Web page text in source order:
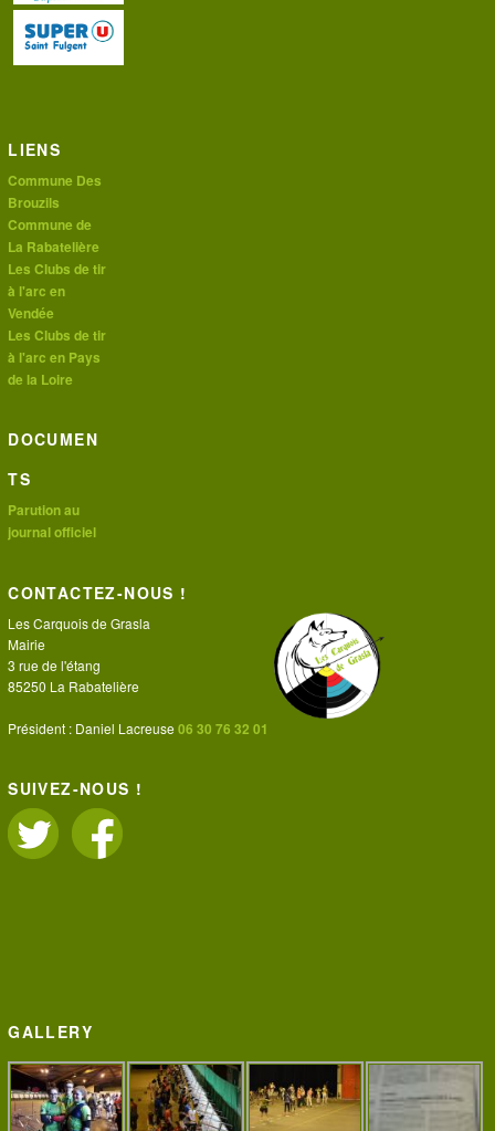
LIENS
Commune Des
Brouzils
Commune de
La Rabatelière
Les Clubs de tir
à l'arc en
Vendée
Les Clubs de tir
à l'arc en Pays
de la Loire
DOCUMEN
TS
Parution au
journal officiel
CONTACTEZ-NOUS !
Les Carquois de Grasla
Mairie
3 rue de l'étang
85250 La Rabatelière
Président : Daniel Lacreuse06 30 76 32 01
SUIVEZ-NOUS !
GALLERY